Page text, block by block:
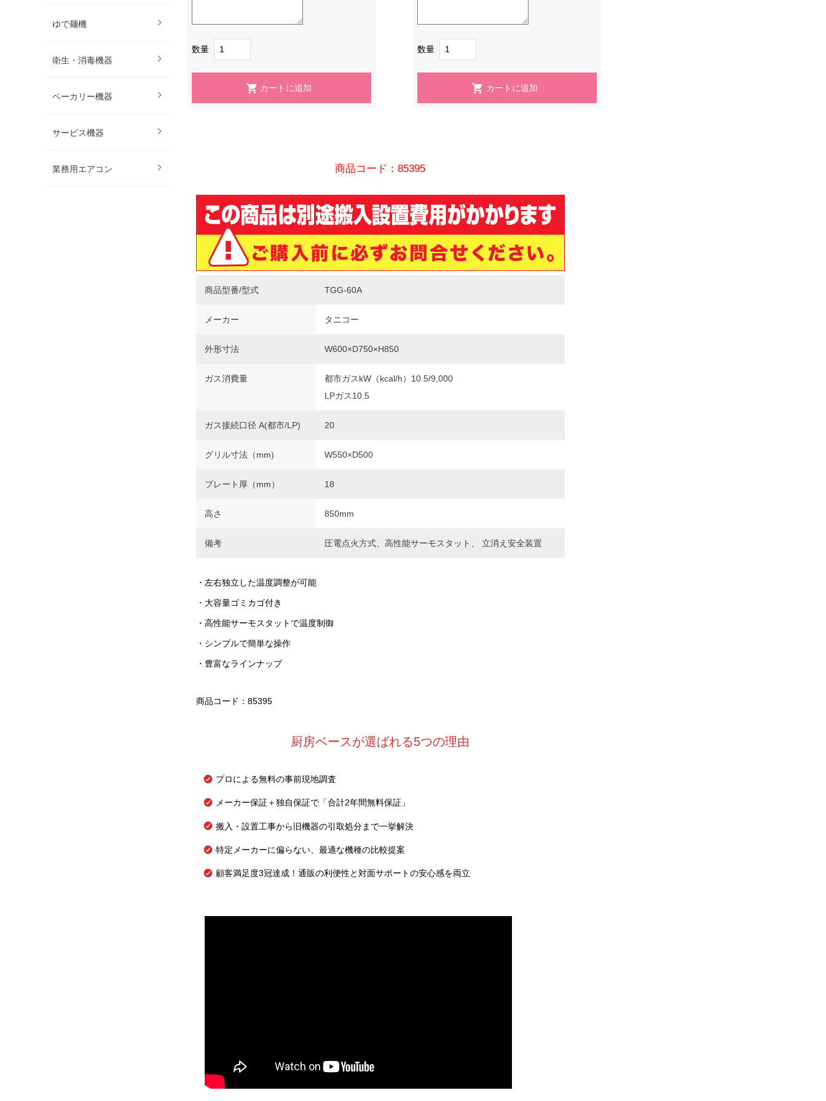
ゆで麺機
衛生・消毒機器
ベーカリー機器
サービス機器
業務用エアコン
数量 数量
商品コード：85395
商品型番/型式 TGG-60A
メーカー タニコー
外形寸法 W600×D750×H850
ガス消費量
都市ガスkW（kcal/h）10.5/9,000
LPガス10.5
ガス接続口径 A(都市/LP) 20
グリル寸法（mm) W550×D500
プレート厚（mm） 18
高さ 850mm
備考 圧電点火方式、高性能サーモスタット、 立消え安全装置
・左右独立した温度調整が可能
・大容量ゴミカゴ付き
・高性能サーモスタットで温度制御
・シンプルで簡単な操作
・豊富なラインナップ
商品コード：85395
厨房ベースが選ばれる5つの理由
プロによる無料の事前現地調査
メーカー保証＋独自保証で「合計2年間無料保証」
搬入・設置工事から旧機器の引取処分まで一挙解決
特定メーカーに偏らない、最適な機種の比較提案
顧客満足度3冠達成！通販の利便性と対面サポートの安心感を両立